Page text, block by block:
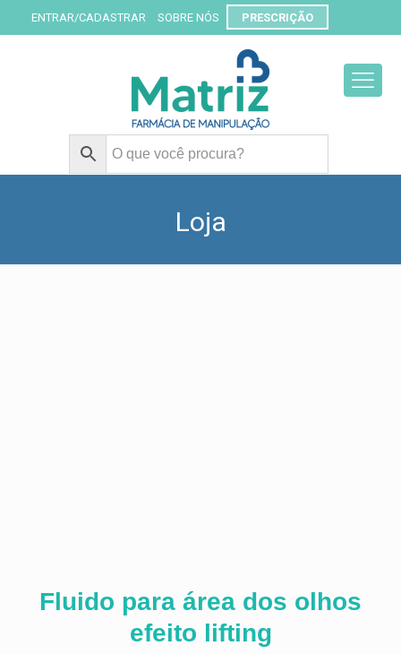
ENTRAR/CADASTRAR SOBRE NÓS PRESCRIÇÃO
Loja
Fluido para área dos olhos
efeito lifting